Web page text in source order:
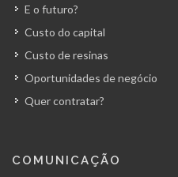
E o futuro?
Custo do capital
Custo de resinas
Oportunidades de negócio
Quer contratar?
COMUNICAÇÃO